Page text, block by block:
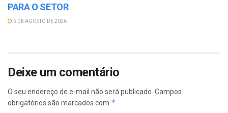
PARA O SETOR
5 DE AGOSTO DE 2026
Deixe um comentário
O seu endereço de e-mail não será publicado. Campos
obrigatórios são marcados com *